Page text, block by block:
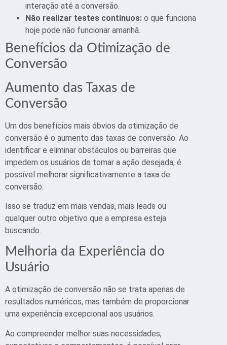
interação até a conversão.
Não realizar testes contínuos: o que funciona
hoje pode não funcionar amanhã.
Benefícios da Otimização de
Conversão
Aumento das Taxas de
Conversão
Um dos benefícios mais óbvios da otimização de
conversão é o aumento das taxas de conversão. Ao
identificar e eliminar obstáculos ou barreiras que
impedem os usuários de tomar a ação desejada, é
possível melhorar significativamente a taxa de
conversão.
Isso se traduz em mais vendas, mais leads ou
qualquer outro objetivo que a empresa esteja
buscando.
Melhoria da Experiência do
Usuário
A otimização de conversão não se trata apenas de
resultados numéricos, mas também de proporcionar
uma experiência excepcional aos usuários.
Ao compreender melhor suas necessidades,